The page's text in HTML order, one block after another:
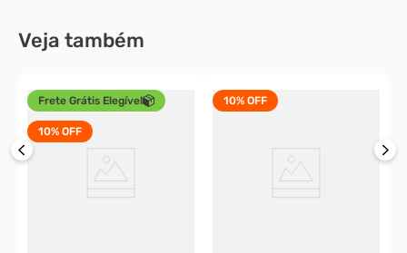
Veja também
Frete Grátis Elegível
10% OFF
10% OFF